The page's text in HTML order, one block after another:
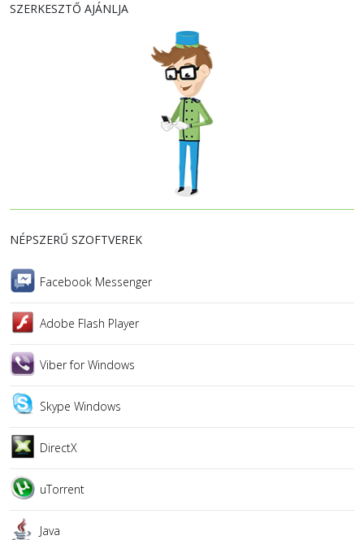
SZERKESZTŐ AJÁNLJA
NÉPSZERŰ SZOFTVEREK
Facebook Messenger
Adobe Flash Player
Viber for Windows
Skype Windows
DirectX
uTorrent
Java